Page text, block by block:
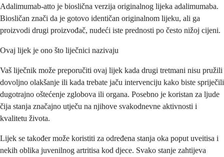
Adalimumab-atto je bioslična verzija originalnog lijeka adalimumaba.
Biosličan znači da je gotovo identičan originalnom lijeku, ali ga
proizvodi drugi proizvođač, nudeći iste prednosti po često nižoj cijeni.
Ovaj lijek je ono što liječnici nazivaju
Vaš liječnik može preporučiti ovaj lijek kada drugi tretmani nisu pružili
dovoljno olakšanje ili kada trebate jaču intervenciju kako biste spriječili
dugotrajno oštećenje zglobova ili organa. Posebno je koristan za ljude
čija stanja značajno utječu na njihove svakodnevne aktivnosti i
kvalitetu života.
Lijek se također može koristiti za određena stanja oka poput uveitisa i
nekih oblika juvenilnog artritisa kod djece. Svako stanje zahtijeva